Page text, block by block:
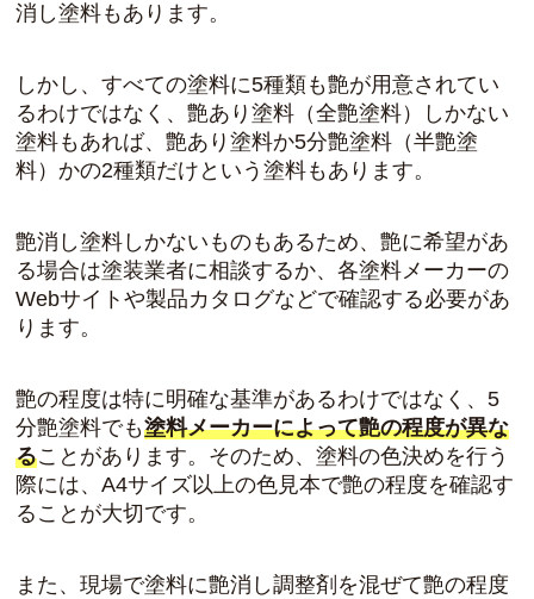
消し塗料もあります。
しかし、すべての塗料に5種類も艶が用意されてい
るわけではなく、艶あり塗料（全艶塗料）しかない
塗料もあれば、艶あり塗料か5分艶塗料（半艶塗
料）かの2種類だけという塗料もあります。
艶消し塗料しかないものもあるため、艶に希望があ
る場合は塗装業者に相談するか、各塗料メーカーの
Webサイトや製品カタログなどで確認する必要があ
ります。
艶の程度は特に明確な基準があるわけではなく、5
分艶塗料でも塗料メーカーによって艶の程度が異な
ることがあります。そのため、塗料の色決めを行う
際には、A4サイズ以上の色見本で艶の程度を確認す
ることが大切です。
また、現場で塗料に艶消し調整剤を混ぜて艶の程度